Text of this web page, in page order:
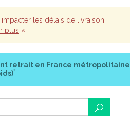
les délais de livraison.
plus «
retrait en France métropolitaine
*